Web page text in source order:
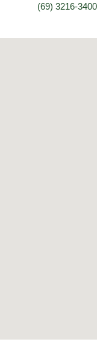
(69) 3216-3400